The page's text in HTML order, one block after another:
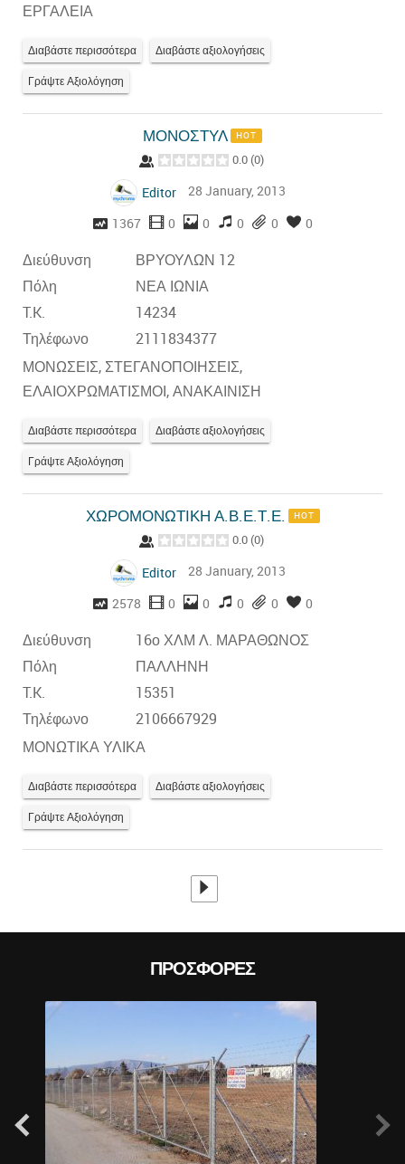
ΕΡΓΑΛΕΙΑ
Διαβάστε περισσότερα Διαβάστε αξιολογήσεις
Γράψτε Αξιολόγηση
ΜΟΝΟΣΤΥΛ HOT
0.0 (0)
Editor
28 January, 2013
1367
0 0 0 0 0
Διεύθυνση
ΒΡΥΟΥΛΩΝ 12
Πόλη
ΝΕΑ ΙΩΝΙΑ
T.K.
14234
Τηλέφωνο
2111834377
ΜΟΝΩΣΕΙΣ, ΣΤΕΓΑΝΟΠΟΙΗΣΕΙΣ,
ΕΛΑΙΟΧΡΩΜΑΤΙΣΜΟΙ, ΑΝΑΚΑΙΝΙΣΗ
Διαβάστε περισσότερα Διαβάστε αξιολογήσεις
Γράψτε Αξιολόγηση
ΧΩΡΟΜΟΝΩΤΙΚΗ Α.Β.Ε.Τ.Ε. HOT
0.0 (0)
Editor
28 January, 2013
2578
0 0 0 0 0
Διεύθυνση
16ο ΧΛΜ Λ. ΜΑΡΑΘΩΝΟΣ
Πόλη
ΠΑΛΛΗΝΗ
T.K.
15351
Τηλέφωνο
2106667929
ΜΟΝΩΤΙΚΑ ΥΛΙΚΑ
Διαβάστε περισσότερα Διαβάστε αξιολογήσεις
Γράψτε Αξιολόγηση
ΠΡΟΣΦΟΡΈΣ